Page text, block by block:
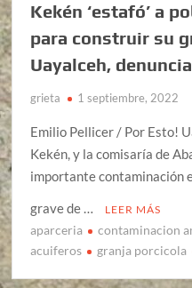
Kekén ‘estafó’ a
para construir su
Uayalceh,
grieta 1 septiembre, 2022
Emilio Pellicer / Por Esto!
Kekén, y la comisaría de
importante contaminación
grave de …
LEER MÁS
aparceria contaminacion
acuiferos
granja porcicola